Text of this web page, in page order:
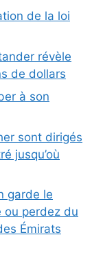
de la loi
révèle
de dollars
à son
sont dirigés
jusqu’où
garde le
ou perdez du
Émirats